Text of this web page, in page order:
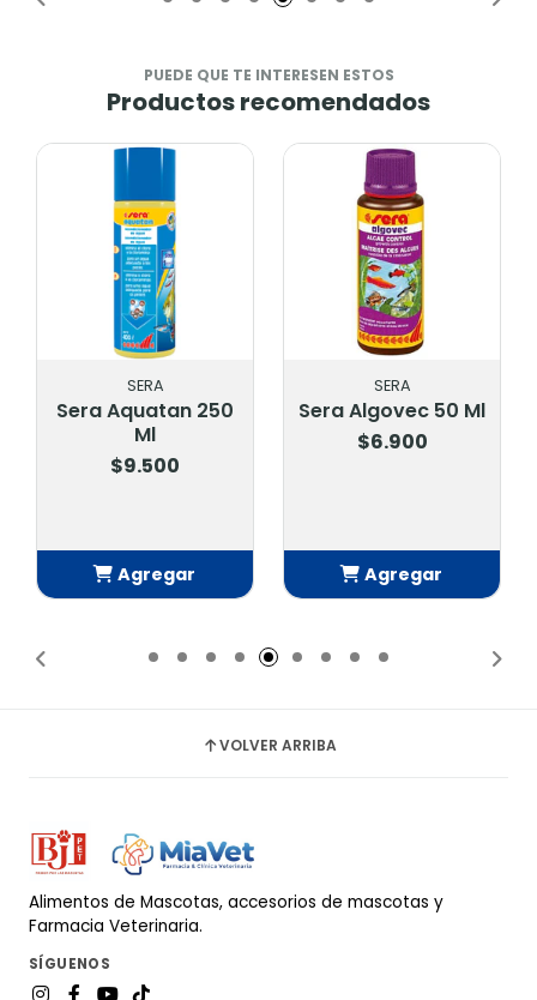
PUEDE QUE TE INTERESEN ESTOS
Productos recomendados
SERA
Sera Aquatan 250
Ml
$9.500
Agregar
SERA
Sera Algovec 50 Ml
$6.900
Agregar
VOLVER ARRIBA
Alimentos de Mascotas, accesorios de mascotas y
Farmacia Veterinaria.
SÍGUENOS